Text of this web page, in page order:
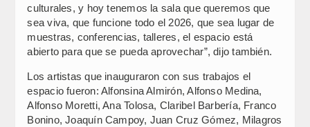
culturales, y hoy tenemos la sala que queremos que
sea viva, que funcione todo el 2026, que sea lugar de
muestras, conferencias, talleres, el espacio está
abierto para que se pueda aprovechar”, dijo también.
Los artistas que inauguraron con sus trabajos el
espacio fueron: Alfonsina Almirón, Alfonso Medina,
Alfonso Moretti, Ana Tolosa, Claribel Barbería, Franco
Bonino, Joaquín Campoy, Juan Cruz Gómez, Milagros